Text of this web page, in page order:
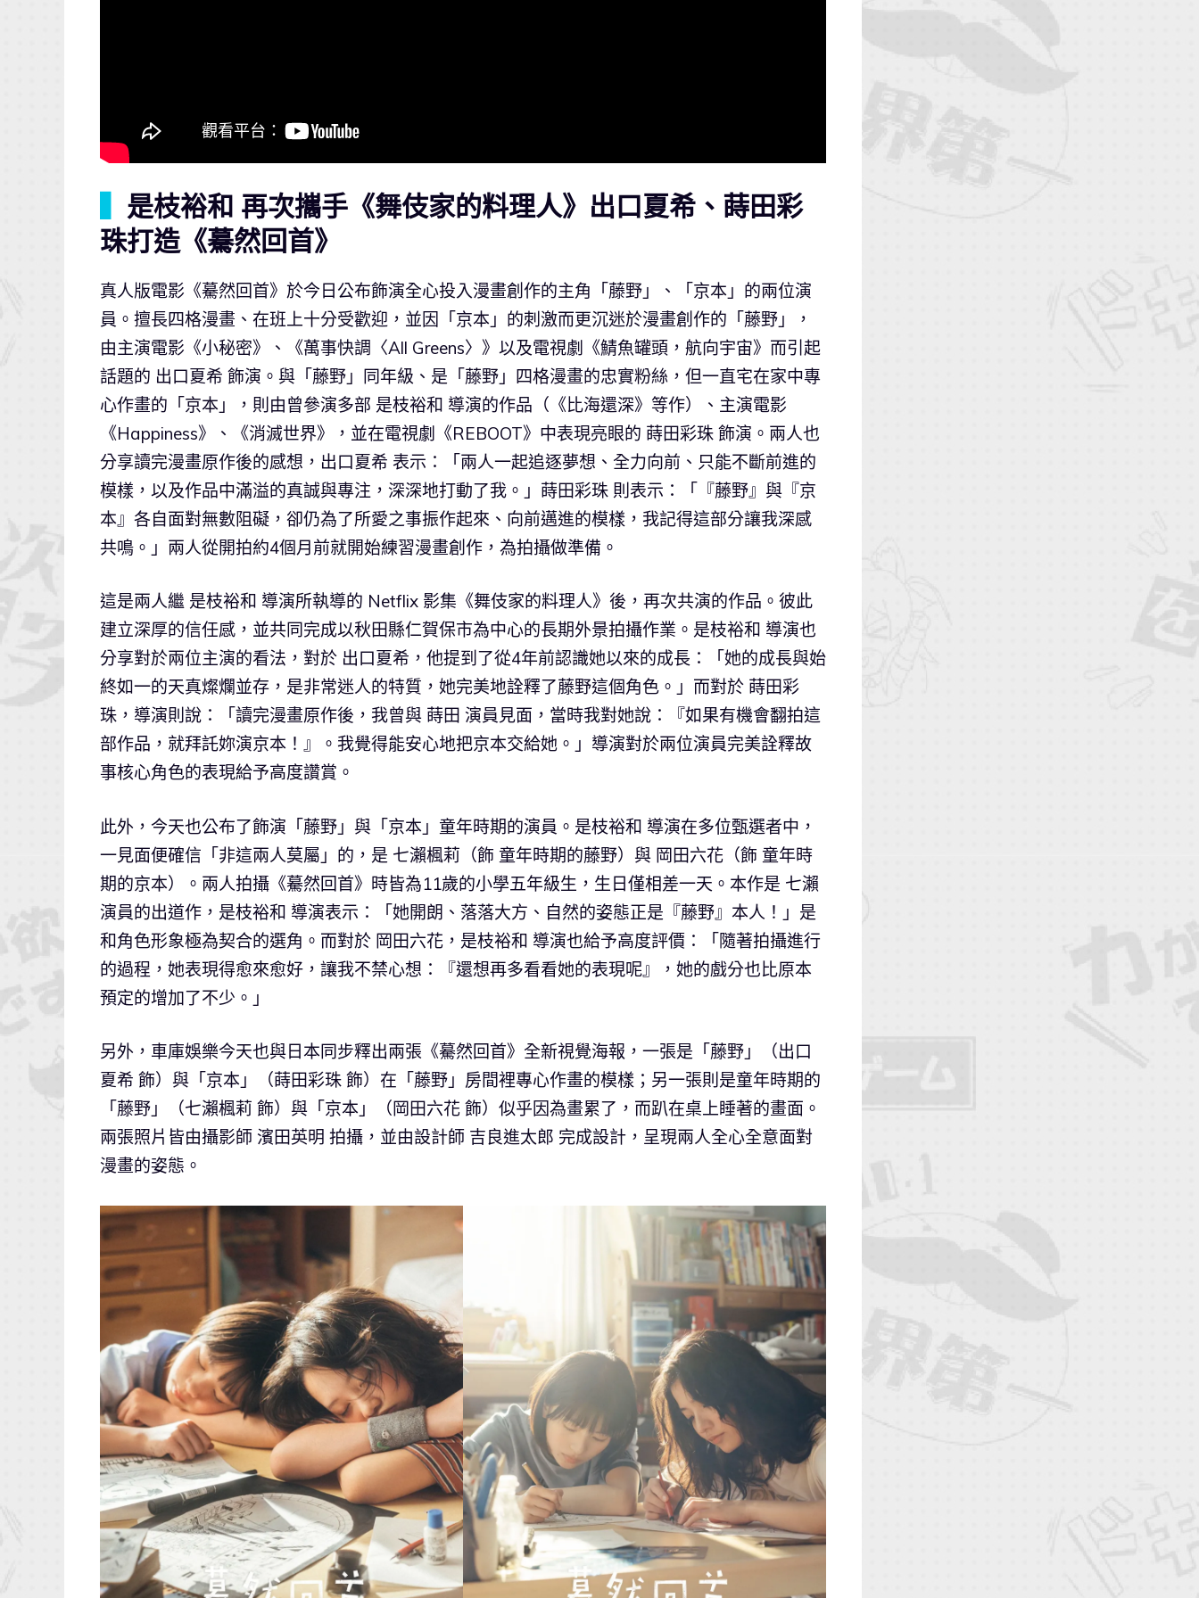
是枝裕和 再次攜手《舞伎家的料理人》出口夏希、蒔田彩
珠打造《驀然回首》
真人版電影《驀然回首》於今日公布飾演全心投入漫畫創作的主角「藤野」、「京本」的兩位演
員。擅長四格漫畫、在班上十分受歡迎，並因「京本」的刺激而更沉迷於漫畫創作的「藤野」，
由主演電影《小秘密》、《萬事快調〈All Greens〉》以及電視劇《鯖魚罐頭，航向宇宙》而引起
話題的 出口夏希 飾演。與「藤野」同年級、是「藤野」四格漫畫的忠實粉絲，但一直宅在家中專
心作畫的「京本」，則由曾參演多部 是枝裕和 導演的作品（《比海還深》等作）、主演電影
《Happiness》、《消滅世界》，並在電視劇《REBOOT》中表現亮眼的 蒔田彩珠 飾演。兩人也
分享讀完漫畫原作後的感想，出口夏希 表示：「兩人一起追逐夢想、全力向前、只能不斷前進的
模樣，以及作品中滿溢的真誠與專注，深深地打動了我。」蒔田彩珠 則表示：「『藤野』與『京
本』各自面對無數阻礙，卻仍為了所愛之事振作起來、向前邁進的模樣，我記得這部分讓我深感
共鳴。」兩人從開拍約4個月前就開始練習漫畫創作，為拍攝做準備。
這是兩人繼 是枝裕和 導演所執導的 Netflix 影集《舞伎家的料理人》後，再次共演的作品。彼此
建立深厚的信任感，並共同完成以秋田縣仁賀保市為中心的長期外景拍攝作業。是枝裕和 導演也
分享對於兩位主演的看法，對於 出口夏希，他提到了從4年前認識她以來的成長：「她的成長與始
終如一的天真燦爛並存，是非常迷人的特質，她完美地詮釋了藤野這個角色。」而對於 蒔田彩
珠，導演則說：「讀完漫畫原作後，我曾與 蒔田 演員見面，當時我對她說：『如果有機會翻拍這
部作品，就拜託妳演京本！』。我覺得能安心地把京本交給她。」導演對於兩位演員完美詮釋故
事核心角色的表現給予高度讚賞。
此外，今天也公布了飾演「藤野」與「京本」童年時期的演員。是枝裕和 導演在多位甄選者中，
一見面便確信「非這兩人莫屬」的，是 七瀨楓莉（飾 童年時期的藤野）與 岡田六花（飾 童年時
期的京本）。兩人拍攝《驀然回首》時皆為11歲的小學五年級生，生日僅相差一天。本作是 七瀨
演員的出道作，是枝裕和 導演表示：「她開朗、落落大方、自然的姿態正是『藤野』本人！」是
和角色形象極為契合的選角。而對於 岡田六花，是枝裕和 導演也給予高度評價：「隨著拍攝進行
的過程，她表現得愈來愈好，讓我不禁心想：『還想再多看看她的表現呢』，她的戲分也比原本
預定的增加了不少。」
另外，車庫娛樂今天也與日本同步釋出兩張《驀然回首》全新視覺海報，一張是「藤野」（出口
夏希 飾）與「京本」（蒔田彩珠 飾）在「藤野」房間裡專心作畫的模樣；另一張則是童年時期的
「藤野」（七瀨楓莉 飾）與「京本」（岡田六花 飾）似乎因為畫累了，而趴在桌上睡著的畫面。
兩張照片皆由攝影師 濱田英明 拍攝，並由設計師 吉良進太郎 完成設計，呈現兩人全心全意面對
漫畫的姿態。